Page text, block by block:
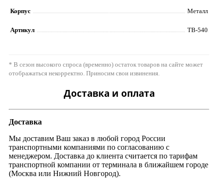
Корпус Металл
Артикул TB-540
* В сезон высокого спроса (временно) остаток товаров на сайте может
отображаться некорректно. Приносим свои извинения.
Доставка и оплата
Доставка
Мы доставим Ваш заказ в любой город России
транспортными компаниями по согласованию с
менеджером. Доставка до клиента считается по тарифам
транспортной компании от терминала в ближайшем городе
(Москва или Нижний Новгород).